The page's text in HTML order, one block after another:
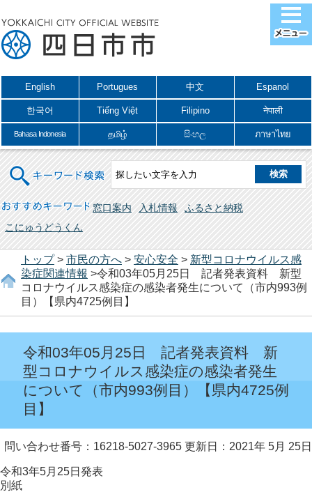
English Portugues 中文 Espanol
한국어 Tiếng Việt Filipino नेपाली
Bahasa Indonesia தமிழ் සිංහල ภาษาไทย
キーワード検索
おすすめキーワード 窓口案内 入札情報
ふるさと納税
こにゅうどうくん
トップ> 市民の方へ > 安心安全 > 新型コロナウイルス感
染症関連情報 >令和03年05月25日 記者発表資料 新型
コロナウイルス感染症の感染者発生について（市内993例
目）【県内4725例目】
令和03年05月25日 記者発表資料 新
型コロナウイルス感染症の感染者発生
について（市内993例目）【県内4725例
目】
問い合わせ番号：16218-5027-3965 更新日：2021年 5月 25日
令和3年5月25日発表
別紙